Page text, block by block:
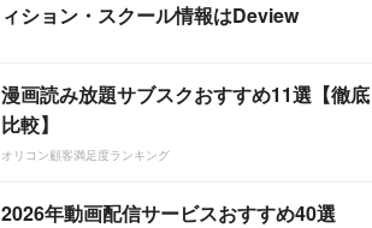
ィション・スクール情報はDeview
漫画読み放題サブスクおすすめ11選【徹底
比較】
オリコン顧客満足度ランキング
2026年動画配信サービスおすすめ40選